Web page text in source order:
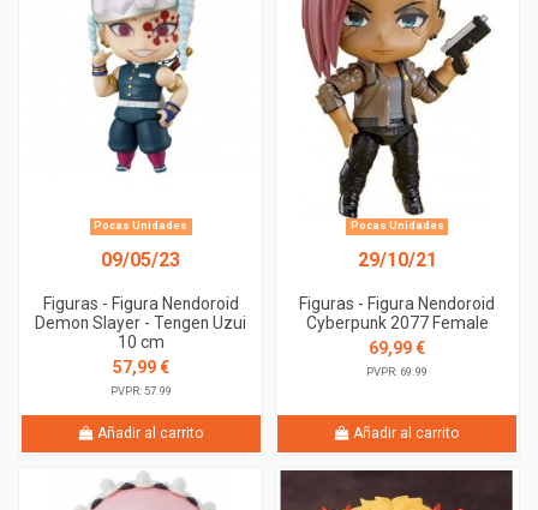
Pocas Unidades
09/05/23
Figuras - Figura Nendoroid
Demon Slayer - Tengen Uzui
10 cm
57,99 €
PVPR: 57.99
Añadir al carrito
Pocas Unidades
29/10/21
Figuras - Figura Nendoroid
Cyberpunk 2077 Female
69,99 €
PVPR: 69.99
Añadir al carrito